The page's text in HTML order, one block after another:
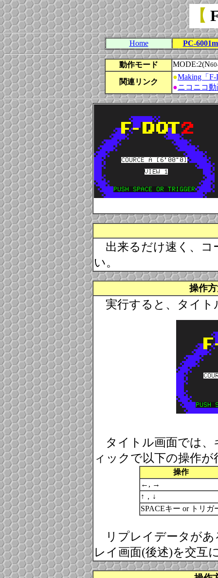
【
Home PC-
動作モード MODE:2(N60
関連リンク
●Making「
●ニコニコ動
出来るだけ速く、コ
い。
操作
実行すると、タイト
タイトル画面では、
ィックで以下の操作が
操作
←, →
↑，↓
SPACEキー or トリガ
リプレイデータがあ
レイ画面(後述)を交互